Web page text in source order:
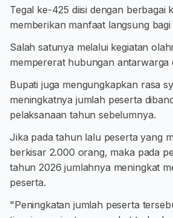
Tegal ke-425 diisi dengan berbagai
memberikan manfaat langsung
Salah satunya melalui kegiatan
mempererat hubungan antarwarga
Bupati juga mengungkapkan rasa
meningkatnya jumlah peserta
pelaksanaan tahun sebelumnya.
Jika pada tahun lalu peserta yang
berkisar 2.000 orang, maka pada
tahun 2026 jumlahnya meningkat
peserta.
"Peningkatan jumlah peserta